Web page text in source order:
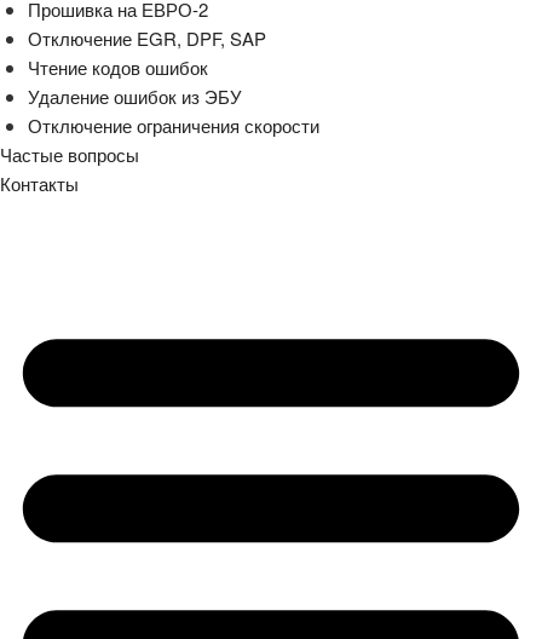
Прошивка на ЕВРО-2
Отключение EGR, DPF, SAP
Чтение кодов ошибок
Удаление ошибок из ЭБУ
Отключение ограничения скорости
Частые вопросы
Контакты